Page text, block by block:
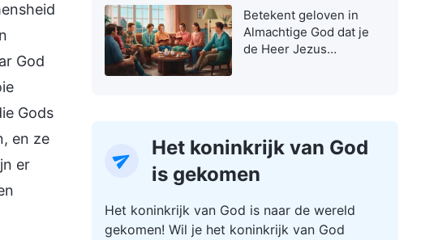
God
Gods
en ze
er
Betekent geloven in
Almachtige God dat je
de Heer Jezus
Het koninkrijk van God
is gekomen
Het koninkrijk van God is naar de wereld
gekomen! Wil je het koninkrijk van God